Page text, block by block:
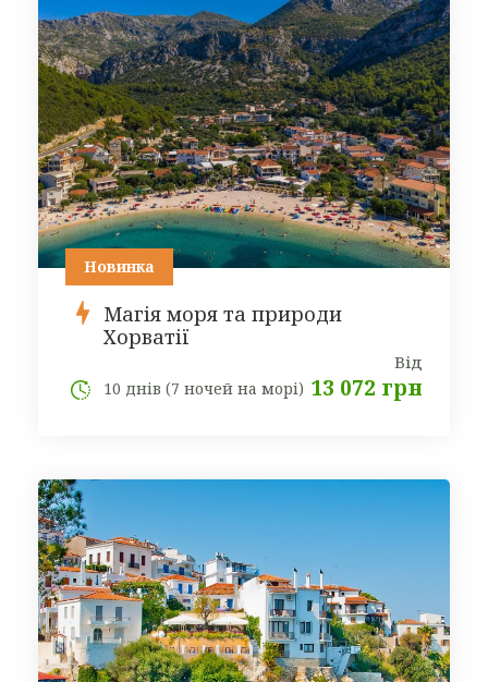
Новинка
Магія моря та природи
Хорватії
Від
13 072 грн
10 днів (7 ночей на морі)